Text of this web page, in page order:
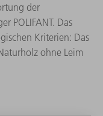
der
POLIFANT. Das
Kriterien: Das
ohne Leim